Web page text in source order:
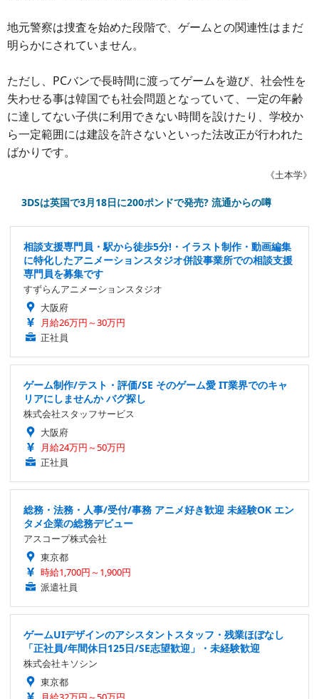
地元警察は捜査を始めた段階で、ゲームとの関連性はまだ
明らかにされていません。
ただし、PCバンで長時間に渡ってゲームを遊び、社会性を
失わせる事は韓国でも社会問題となっていて、一定の年齢
に達してない子供に利用できない時間を設けたり、学校か
ら一定範囲には建設を許さないといった法改正が行われた
ばかりです。
《土本学》
3DSは英国で3月18日に200ポンドで発売? 流通からの噂
相談支援専門員・駅から徒歩5分!・イラスト制作・動画編集
に特化したアニメーションスタジオ併設事業所での相談支援
専門員を募集です
すずらんアニメーションスタジオ
大阪府
月給26万円～30万円
正社員
ゲーム制作/テスト・評価/SE そのゲーム愛 IT業界でのキャ
リアにしませんか バグ探し
株式会社スタッフサービス
大阪府
月給24万円～50万円
正社員
総務・法務・人事/受付/事務 アニメ好き歓迎 未経験OK エン
タメ企業の総務デビュー
アスコープ株式会社
東京都
時給1,700円～1,900円
派遣社員
ゲームUIデザインのアシスタントスタッフ・残業ほぼなし
「正社員/年間休日125日/SE志望歓迎」・未経験歓迎
株式会社キソシン
東京都